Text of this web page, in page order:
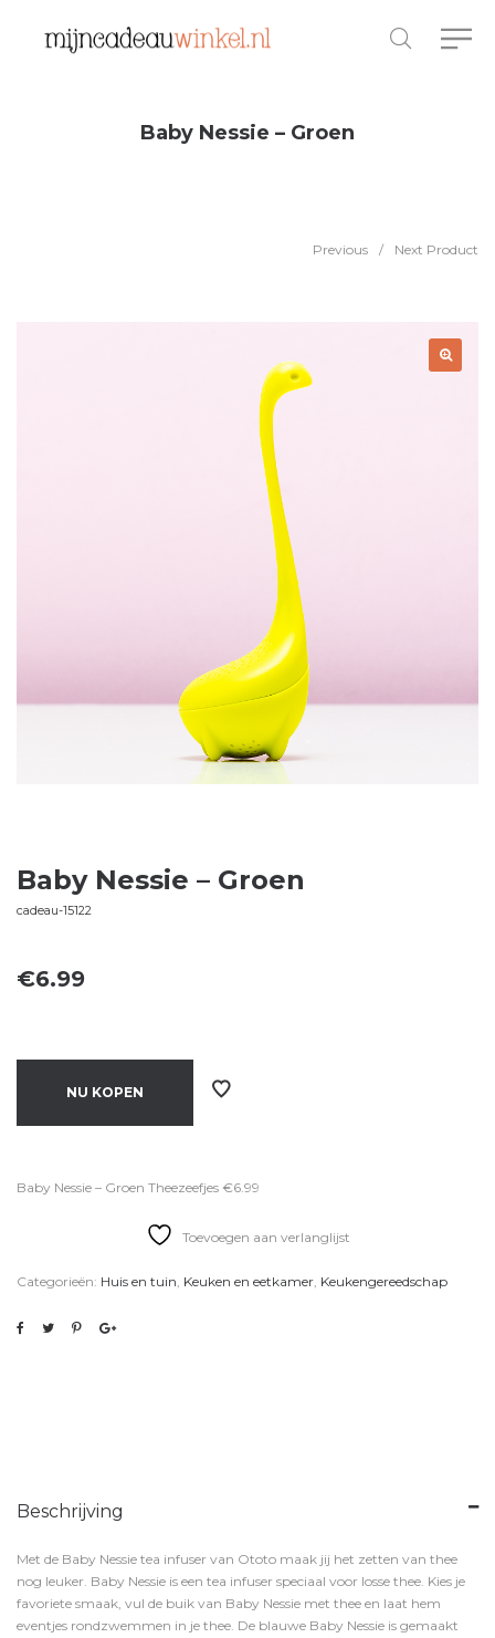
Baby Nessie – Groen
Previous / Next Product
Baby Nessie – Groen
cadeau-15122
€6.99
NU KOPEN
Baby Nessie – Groen Theezeefjes €6.99
Toevoegen aan verlanglijst
Categorieën: Huis en tuin, Keuken en eetkamer, Keukengereedschap
Beschrijving
Met de Baby Nessie tea infuser van Ototo maak jij het zetten van thee
nog leuker. Baby Nessie is een tea infuser speciaal voor losse thee. Kies je
favoriete smaak, vul de buik van Baby Nessie met thee en laat hem
eventjes rondzwemmen in je thee. De blauwe Baby Nessie is gemaakt